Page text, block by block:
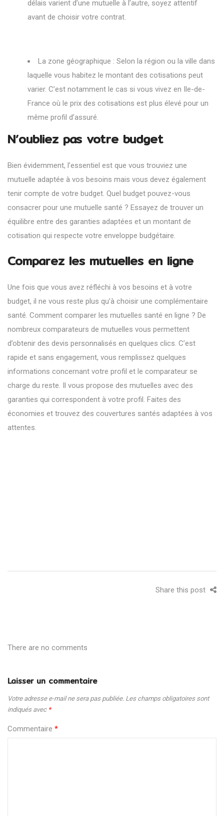
délais varient d’une mutuelle à l’autre, soyez attentif
avant de choisir votre contrat.
La zone géographique : Selon la région ou la ville dans
laquelle vous habitez le montant des cotisations peut
varier. C’est notamment le cas si vous vivez en Ile-de-
France où le prix des cotisations est plus élevé pour un
même profil d’assuré.
N’oubliez pas votre budget
Bien évidemment, l’essentiel est que vous trouviez une
mutuelle adaptée à vos besoins mais vous devez également
tenir compte de votre budget. Quel budget pouvez-vous
consacrer pour une mutuelle santé ? Essayez de trouver un
équilibre entre des garanties adaptées et un montant de
cotisation qui respecte votre enveloppe budgétaire.
Comparez les mutuelles en ligne
Une fois que vous avez réfléchi à vos besoins et à votre
budget, il ne vous reste plus qu’à choisir une complémentaire
santé. Comment comparer les mutuelles santé en ligne ? De
nombreux comparateurs de mutuelles vous permettent
d’obtenir des devis personnalisés en quelques clics. C’est
rapide et sans engagement, vous remplissez quelques
informations concernant votre profil et le comparateur se
charge du reste. Il vous propose des mutuelles avec des
garanties qui correspondent à votre profil. Faites des
économies et trouvez des couvertures santés adaptées à vos
attentes.
Share this post
There are no comments
Laisser un commentaire
Votre adresse e-mail ne sera pas publiée. Les champs obligatoires sont
indiqués avec *
Commentaire *